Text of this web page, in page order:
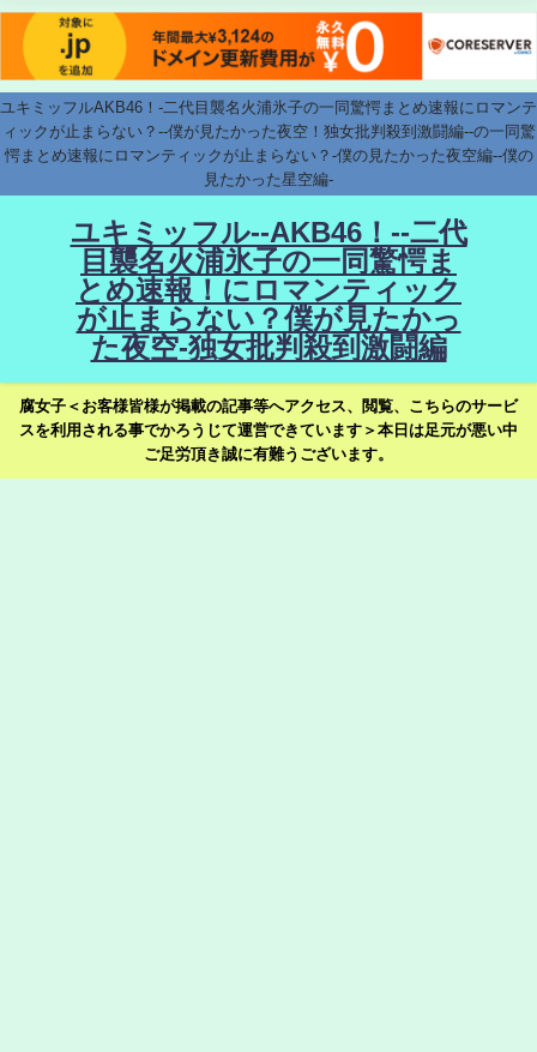
ユキミッフルAKB46！-二代目襲名火浦氷子の一同驚愕まとめ速報にロマンテ
ィックが止まらない？--僕が見たかった夜空！独女批判殺到激闘編--の一同驚
愕まとめ速報にロマンティックが止まらない？-僕の見たかった夜空編--僕の
見たかった星空編-
ユキミッフル--AKB46！--二代
目襲名火浦氷子の一同驚愕ま
とめ速報！にロマンティック
が止まらない？僕が見たかっ
た夜空-独女批判殺到激闘編
腐女子＜お客様皆様が掲載の記事等へアクセス、閲覧、こちらのサービ
スを利用される事でかろうじて運営できています＞本日は足元が悪い中
ご足労頂き誠に有難うございます。